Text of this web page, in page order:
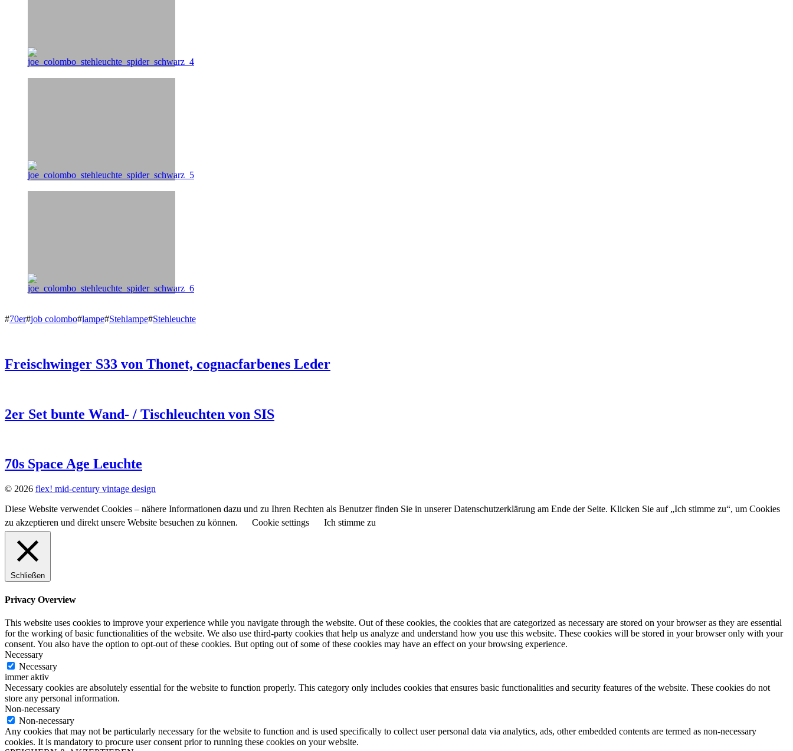
#70er#job colombo#lampe#Stehlampe#Stehleuchte
Freischwinger S33 von Thonet, cognacfarbenes Leder
2er Set bunte Wand- / Tischleuchten von SIS
70s Space Age Leuchte
© 2026 flex! mid-century vintage design
Diese Website verwendet Cookies – nähere Informationen dazu und zu Ihren Rechten als Benutzer finden Sie in unserer Datenschutzerklärung am Ende der Seite. Klicken Sie auf „Ich stimme zu“, um Cookies
zu akzeptieren und direkt unsere Website besuchen zu können.
Cookie settings Ich stimme zu
Schließen
Privacy Overview
This website uses cookies to improve your experience while you navigate through the website. Out of these cookies, the cookies that are categorized as necessary are stored on your browser as they are essential
for the working of basic functionalities of the website. We also use third-party cookies that help us analyze and understand how you use this website. These cookies will be stored in your browser only with your
consent. You also have the option to opt-out of these cookies. But opting out of some of these cookies may have an effect on your browsing experience.
Necessary
Necessary
immer aktiv
Necessary cookies are absolutely essential for the website to function properly. This category only includes cookies that ensures basic functionalities and security features of the website. These cookies do not
store any personal information.
Non-necessary
Non-necessary
Any cookies that may not be particularly necessary for the website to function and is used specifically to collect user personal data via analytics, ads, other embedded contents are termed as non-necessary
cookies. It is mandatory to procure user consent prior to running these cookies on your website.